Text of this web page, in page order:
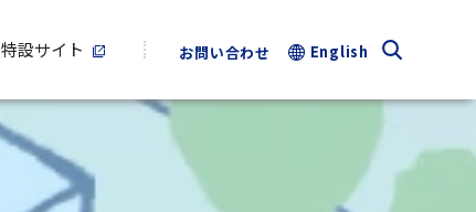
特設サイト お問い合わせ English